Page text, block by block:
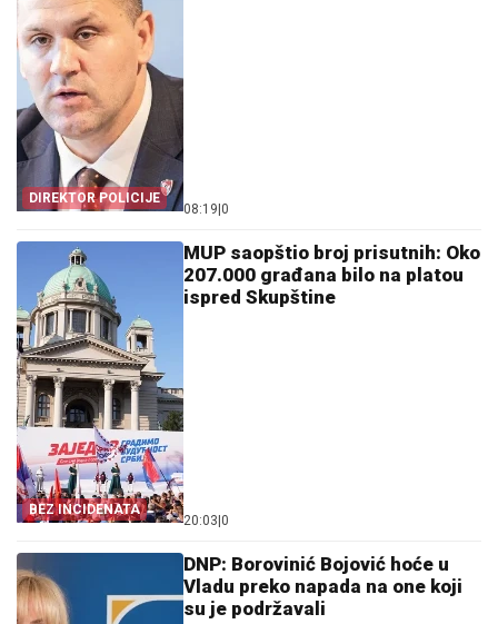
DIREKTOR POLICIJE
08:19 0
BEZ INCIDENATA
MUP saopštio broj prisutnih: Oko
207.000 građana bilo na platou
ispred Skupštine
20:03 0
DNP: Borovinić Bojović hoće u
Vladu preko napada na one koji
su je podržavali